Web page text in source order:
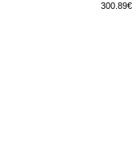
300.89€